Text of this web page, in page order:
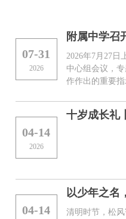
07-31
2026
2026年7月27日
中心组会议，
作作出的重要指
04-14
2026
04-14
以少年之名
清明时节，松